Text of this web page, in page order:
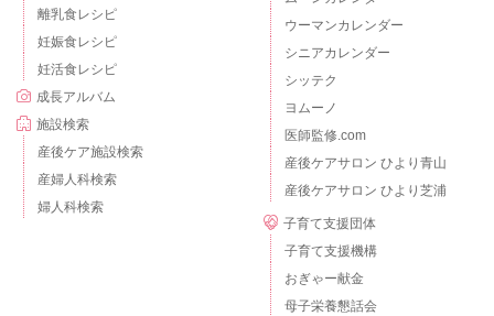
離乳食レシピ
妊娠食レシピ
妊活食レシピ
成長アルバム
施設検索
産後ケア施設検索
産婦人科検索
婦人科検索
ウーマンカレンダー
シニアカレンダー
シッテク
ヨムーノ
医師監修.com
産後ケアサロン ひより青山
産後ケアサロン ひより芝浦
子育て支援団体
子育て支援機構
おぎゃー献金
母子栄養懇話会